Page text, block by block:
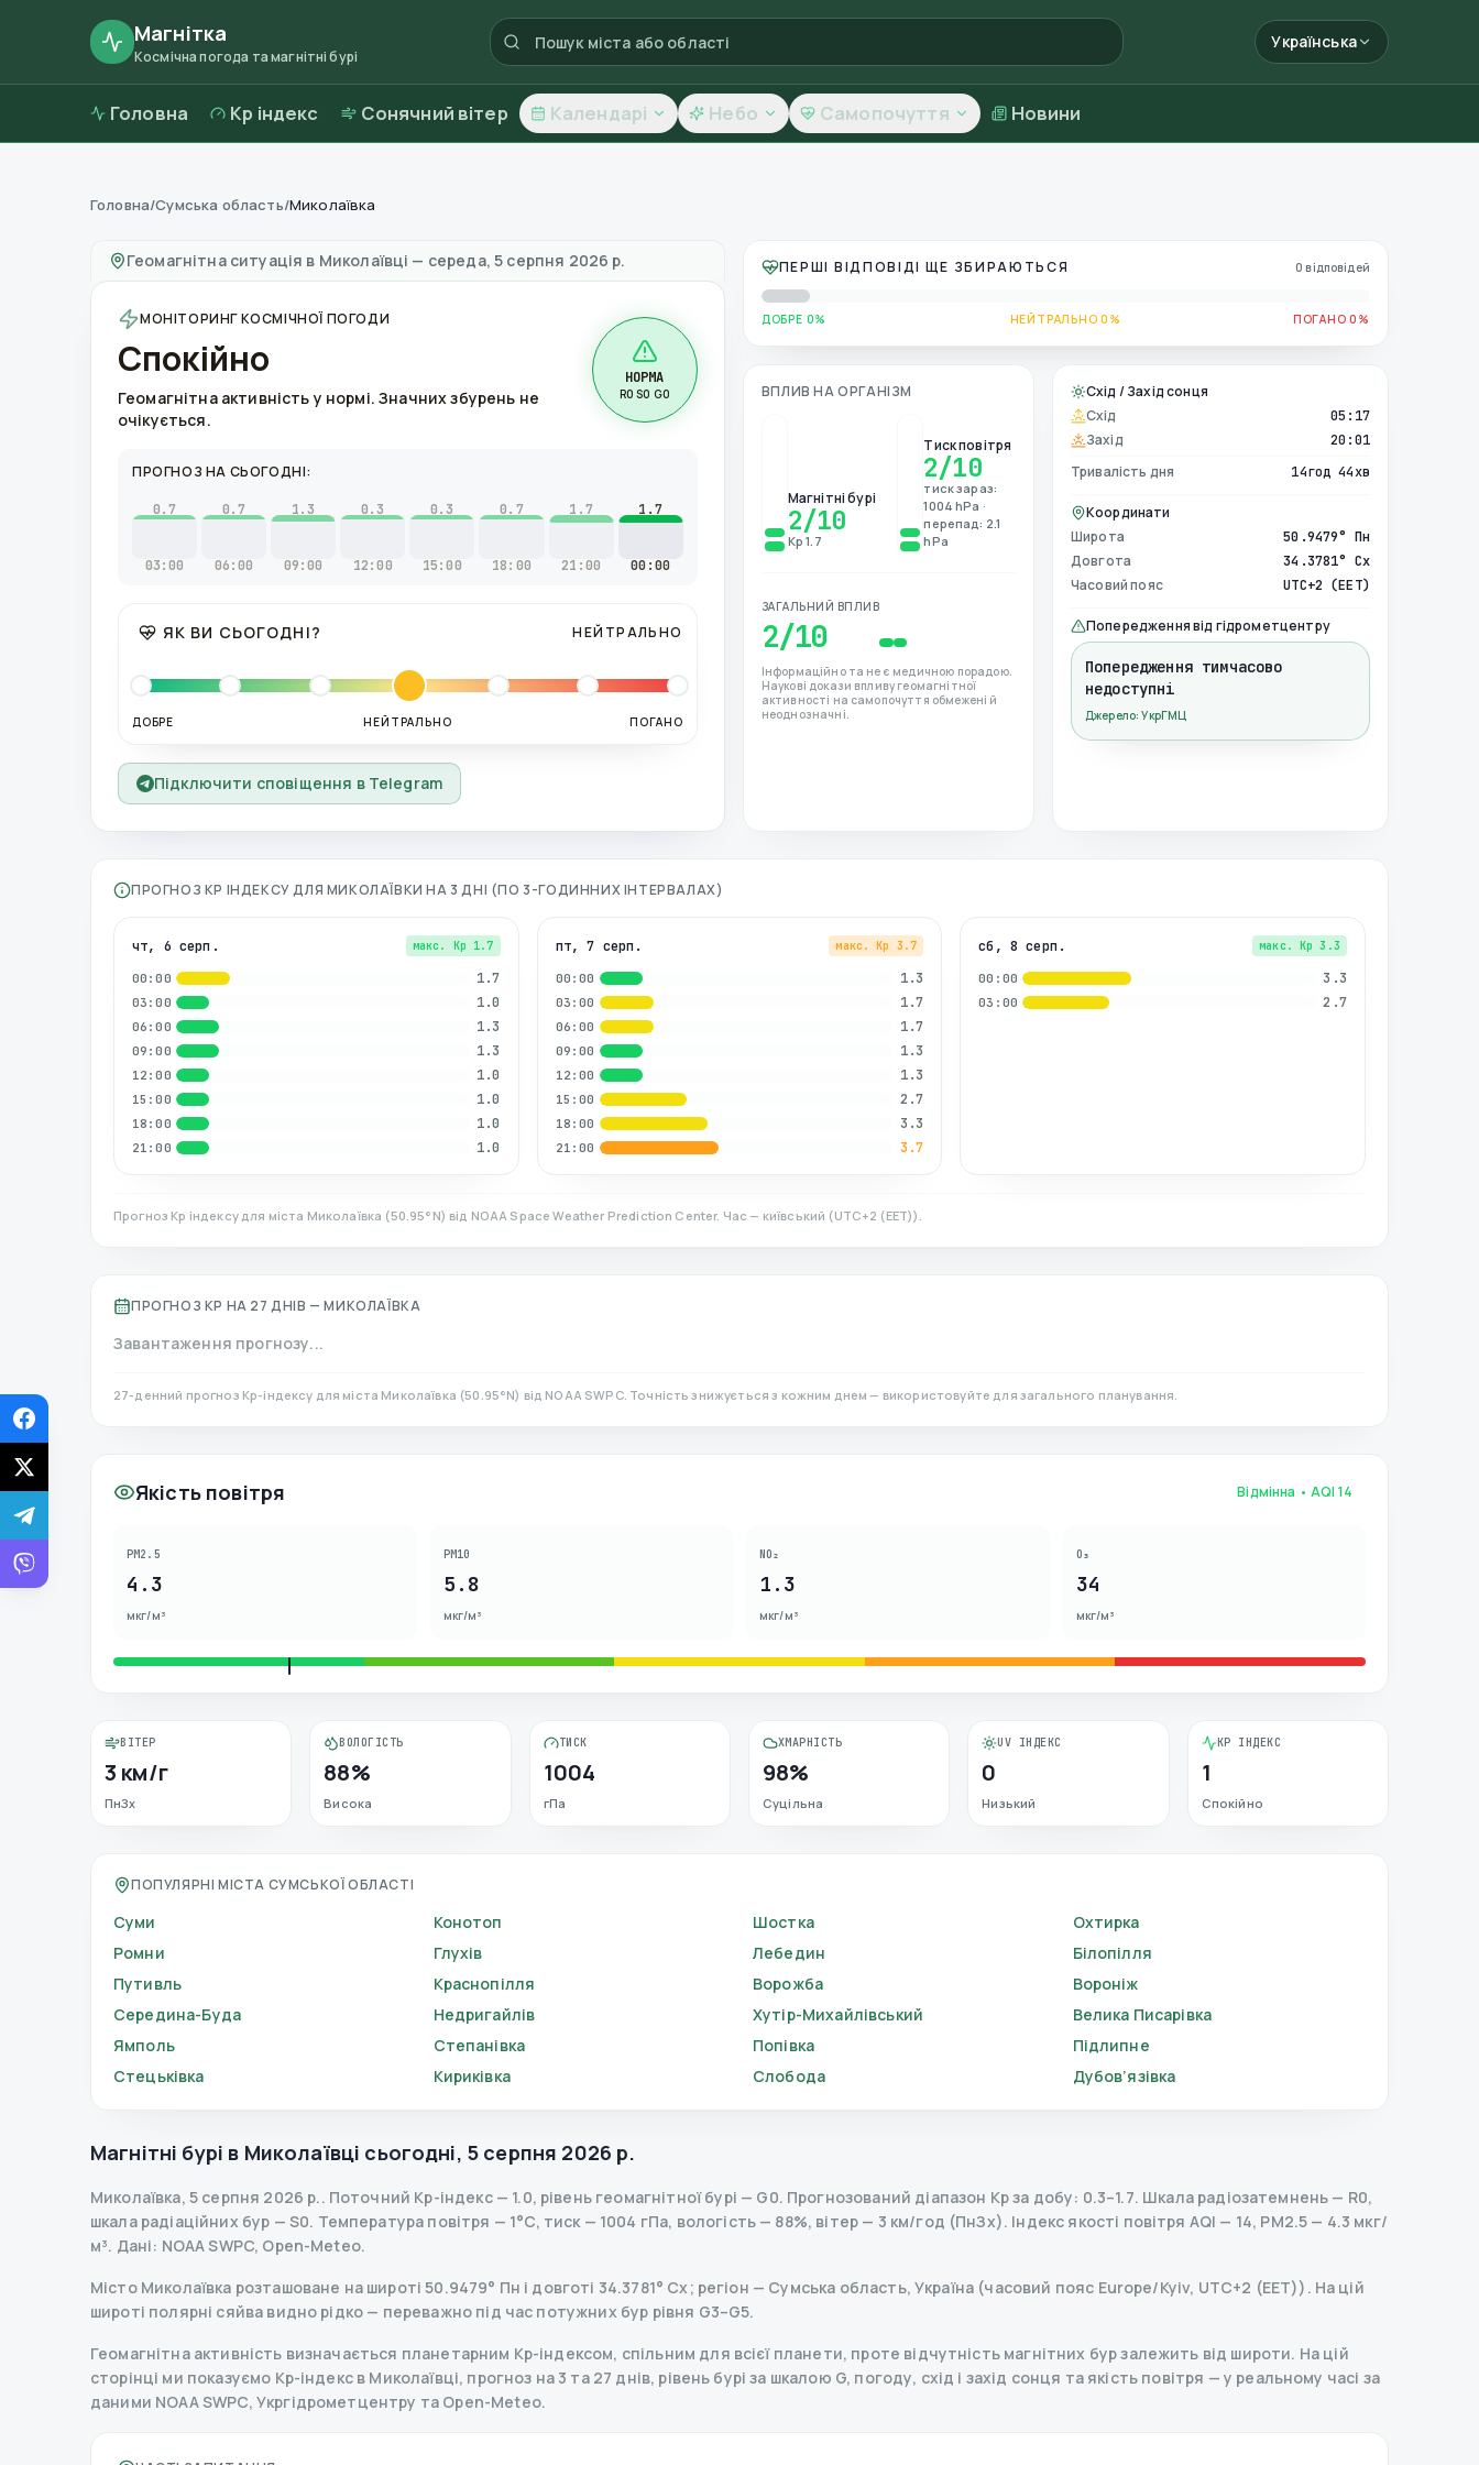
Магнітка
Космічна погода та магнітні бурі
Українська
Головна Kp індекс Сонячний вітер Календарі Небо Самопочуття Новини
Магнітні бурі в Миколаївці—погода та якість повітря
Головна/Сумська область/Миколаївка
Геомагнітна ситуація в Миколаївці — середа, 5 серпня 2026 р.
МОНІТОРИНГ КОСМІЧНОЇ ПОГОДИ
Спокійно
Геомагнітна активність у нормі. Значних збурень не
очікується.
НОРМА
R0 S0 G0
ПРОГНОЗ НА СЬОГОДНІ:
0.7
03:00
0.7
06:00
1.3
09:00
0.3
12:00
0.3
15:00
0.7
18:00
1.7
21:00
1.7
00:00
ЯК ВИ СЬОГОДНІ? НЕЙТРАЛЬНО
ДОБРЕ НЕЙТРАЛЬНО ПОГАНО
Підключити сповіщення в Telegram
ПЕРШІ ВІДПОВІДІ ЩЕ ЗБИРАЮТЬСЯ 0 відповідей
ДОБРЕ 0% НЕЙТРАЛЬНО 0% ПОГАНО 0%
ВПЛИВ НА ОРГАНІЗМ
Магнітні бурі
2/10
Kp 1.7
Тиск повітря
2/10
тиск зараз:
1004 hPa ·
перепад: 2.1
hPa
ЗАГАЛЬНИЙ ВПЛИВ
2/10
Інформаційно та не є медичною порадою.
Наукові докази впливу геомагнітної
активності на самопочуття обмежені й
неоднозначні.
Схід / Захід сонця
Схід
05:17
Захід 20:01
Тривалість дня 14год 44хв
Координати
Широта
50.9479° Пн
Довгота 34.3781° Сх
Часовий пояс UTC+2 (EET)
Попередження від гідрометцентру
Попередження тимчасово
недоступні
Джерело: УкрГМЦ
ПРОГНОЗ KP ІНДЕКСУ ДЛЯ МИКОЛАЇВКИ НА 3 ДНІ (ПО 3-ГОДИННИХ ІНТЕРВАЛАХ)
чт, 6 серп. макс. Kp 1.7
00:00 1.7
03:00 1.0
06:00 1.3
09:00 1.3
12:00 1.0
15:00 1.0
18:00 1.0
21:00 1.0
пт, 7 серп. макс. Kp 3.7
00:00 1.3
03:00 1.7
06:00 1.7
09:00 1.3
12:00 1.3
15:00 2.7
18:00 3.3
21:00 3.7
сб, 8 серп. макс. Kp 3.3
00:00 3.3
03:00 2.7
Прогноз Kp індексу для міста Миколаївка (50.95°N) від NOAA Space Weather Prediction Center. Час — київський (UTC+2 (EET)).
ПРОГНОЗ KP НА 27 ДНІВ — МИКОЛАЇВКА
Завантаження прогнозу...
27-денний прогноз Kp-індексу для міста Миколаївка (50.95°N) від NOAA SWPC. Точність знижується з кожним днем — використовуйте для загального планування.
Якість повітря Відмінна • AQI 14
PM2.5
4.3
мкг/м³
PM10
5.8
мкг/м³
NO₂
1.3
мкг/м³
O₃
34
мкг/м³
ВІТЕР
3 км/г
ПнЗх
ВОЛОГІСТЬ
88%
Висока
ТИСК
1004
гПа
ХМАРНІСТЬ
98%
Суцільна
UV ІНДЕКС
0
Низький
KP ІНДЕКС
1
Спокійно
ПОПУЛЯРНІ МІСТА СУМСЬКОЇ ОБЛАСТІ
Суми Конотоп Шостка
Охтирка
Ромни
Глухів Лебедин
Білопілля
Путивль
Краснопілля Ворожба
Вороніж
Середина-Буда
Недригайлів Хутір-Михайлівський
Велика Писарівка
Ямполь
Степанівка Попівка
Підлипне
Стецьківка
Кириківка Слобода Дубов’язівка
Магнітні бурі в Миколаївці сьогодні, 5 серпня 2026 р.
Миколаївка, 5 серпня 2026 р.. Поточний Kp-індекс— 1.0, рівень геомагнітної бурі — G0. Прогнозований діапазон Kp за добу: 0.3–1.7. Шкала радіозатемнень — R0,
шкала радіаційних бур — S0. Температура повітря — 1°C, тиск — 1004 гПа, вологість — 88%, вітер — 3 км/год (ПнЗх). Індекс якості повітря AQI — 14, PM2.5 — 4.3 мкг/
м³. Дані: NOAA SWPC, Open-Meteo.
Місто Миколаївка розташоване на широті 50.9479° Пн і довготі 34.3781° Сх; регіон — Сумська область, Україна (часовий пояс Europe/Kyiv, UTC+2 (EET)). На цій
широті полярні сяйва видно рідко — переважно під час потужних бур рівня G3–G5.
Геомагнітна активність визначається планетарним Kp-індексом, спільним для всієї планети, проте відчутність магнітних бур залежить від широти. На цій
сторінці ми показуємо Kp-індекс в Миколаївці, прогноз на 3 та 27 днів, рівень бурі за шкалою G, погоду, схід і захід сонця та якість повітря — у реальному часі за
даними NOAA SWPC, Укргідрометцентру та Open-Meteo.